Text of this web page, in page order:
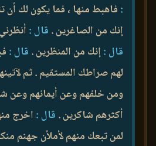
: فاهبط منها ، فما يكون لك أن
إنك من الصاغرين . قال :
قال :إنك من المنظرين . قال :
لهم صراطك المستقيم . ثم
ومن خلفهم وعن أيمانهم وعن
أكثرهم شاكرين . قال : اخرج
لمن تبعك منهم لأملأن جهنم